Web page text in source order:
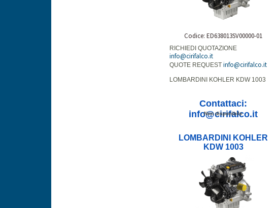
Codice: ED638013SV00000-01
RICHIEDI QUOTAZIONE
info@cirifalco.it
QUOTE REQUEST info@cirifalco.it
LOMBARDINI KOHLER KDW 1003
Contattaci:
info@cirifalco.it
Non disponibile
LOMBARDINI KOHLER
KDW 1003